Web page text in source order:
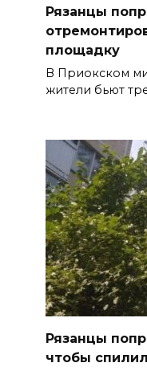
Рязанцы
площадку
В Приокском
жители бьют
Рязанцы
чтобы